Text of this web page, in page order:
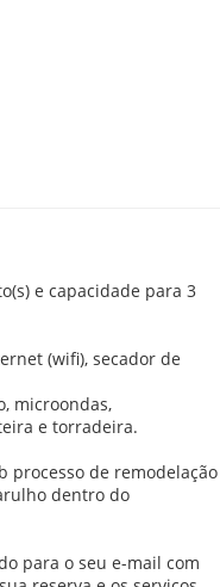
e capacidade para 3
(wifi), secador de
microondas,
e torradeira.
processo de remodelação
dentro do
para o seu e-mail com